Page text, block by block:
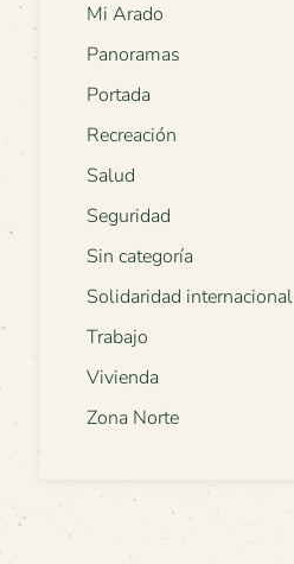
Mi Arado
Panoramas
Portada
Recreación
Salud
Seguridad
Sin categoría
Solidaridad internacional
Trabajo
Vivienda
Zona Norte